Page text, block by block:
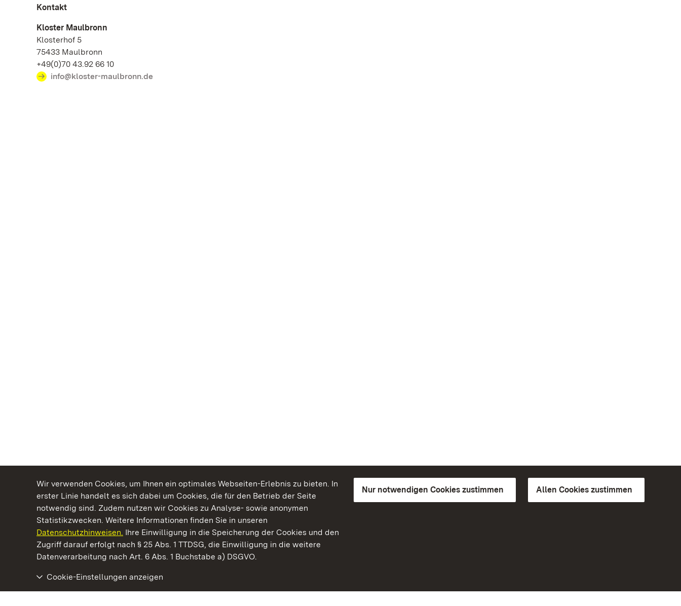
Wir verwenden Cookies, um Ihnen ein optimales Webseiten-Erlebnis zu bieten. In
erster Linie handelt es sich dabei um Cookies, die für den Betrieb der Seite
notwendig sind. Zudem nutzen wir Cookies zu Analyse- sowie anonymen
Statistikzwecken. Weitere Informationen finden Sie in unseren
Datenschutzhinweisen. Ihre Einwilligung in die Speicherung der Cookies und den
Zugriff darauf erfolgt nach § 25 Abs. 1 TTDSG, die Einwilligung in die weitere
Datenverarbeitung nach Art. 6 Abs. 1 Buchstabe a) DSGVO.
Nur notwendigen Cookies zustimmen Allen Cookies zustimmen
Cookie-Einstellungen anzeigen
Kontakt
Kloster Maulbronn
Klosterhof 5
75433 Maulbronn
+49(0)70 43.92 66 10
info@kloster-maulbronn.de
Kommen. Staunen. Genießen.